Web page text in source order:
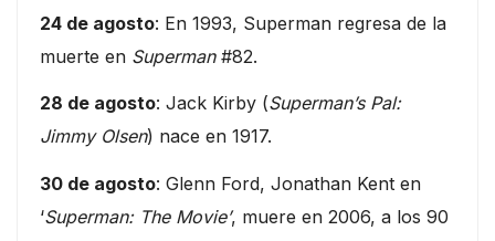
24 de agosto: En 1993, Superman regresa de la
muerte en Superman#82.
28 de agosto: Jack Kirby (Superman’s Pal:
Jimmy Olsen) nace en 1917.
30 de agosto: Glenn Ford, Jonathan Kent en
‘Superman: The Movie’, muere en 2006, a los 90